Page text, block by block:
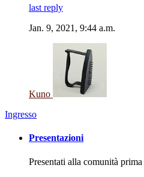
last reply
Jan. 9, 2021, 9:44 a.m.
Kuno
Ingresso
Presentazioni
Presentati alla comunità